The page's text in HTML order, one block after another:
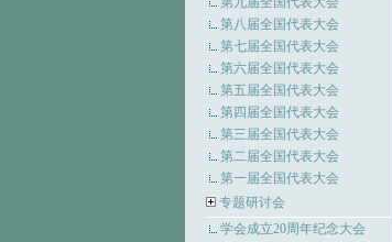
第八届全国代表大会
第七届全国代表大会
第六届全国代表大会
第五届全国代表大会
第四届全国代表大会
第三届全国代表大会
第二届全国代表大会
第一届全国代表大会
专题研讨会
学会成立20周年纪念大会